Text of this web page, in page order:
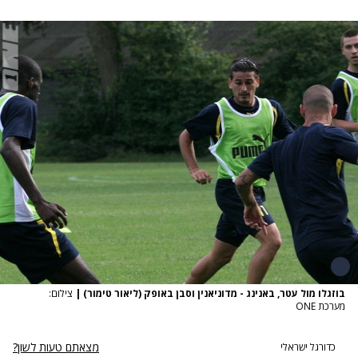
בוזגלו מול עטר, באנינג - מדוניאנין וסבן באופק (ליאור טימור) | צילום:
מערכת ONE
כדורגל ישראלי מצאתם טעות לשון?